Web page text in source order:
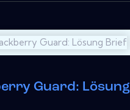
Guard: Lösung